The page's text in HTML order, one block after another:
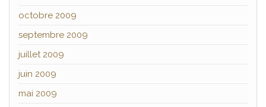
octobre 2009
septembre 2009
juillet 2009
juin 2009
mai 2009